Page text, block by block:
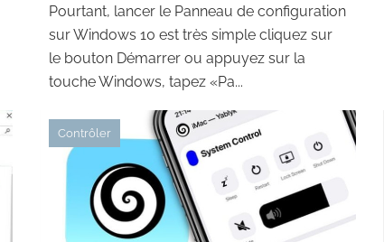
Pourtant, lancer le Panneau de configuration
sur Windows 10 est très simple cliquez sur
le bouton Démarrer ou appuyez sur la
touche Windows, tapez «Pa...
Contrôler